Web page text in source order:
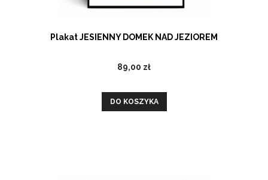
Plakat JESIENNY DOMEK NAD JEZIOREM
89,00 zł
DO KOSZYKA